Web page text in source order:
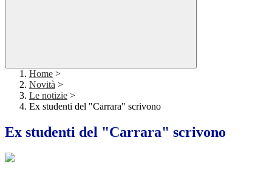
Home >
Novità >
Le notizie >
Ex studenti del "Carrara" scrivono
Ex studenti del "Carrara" scrivono